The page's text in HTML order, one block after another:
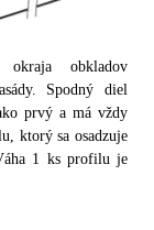
obkladov
Spodný diel
prvý a má vždy
ktorý sa osadzuje
1 ks profilu je